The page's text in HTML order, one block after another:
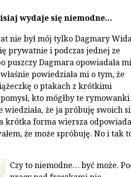
wydaje się niemodne...
nie był mój tylko Dagmary
prywatnie i podczas jednej ze
Dagmara opowiadała
powiedziała mi o tym, że
o ptakach z krótkimi
kto mógłby te rymowanki
że ja próbuję swoich
krótka forma wiersza
że może spróbuję. No i tak
Czy to niemodne… być może.